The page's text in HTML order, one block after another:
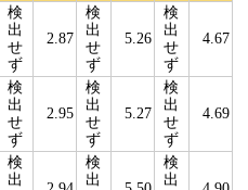
検
出
せ
ず
2.87
検
出
せ
ず
5.26
検
出
せ
ず
4.67
検
出
せ
ず
2.95
検
出
せ
ず
5.27
検
出
せ
ず
4.69
検
出
検
出
検
出